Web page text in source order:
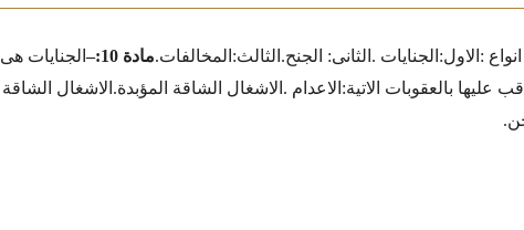
: الاول:الجنايات . الثانى: الجنح. الثالث:المخالفات.مادة 10: –الجنايات هى
عليها بالعقوبات الاتية: الاعدام . الاشغال الشاقة المؤبدة. الاشغال الشاقة